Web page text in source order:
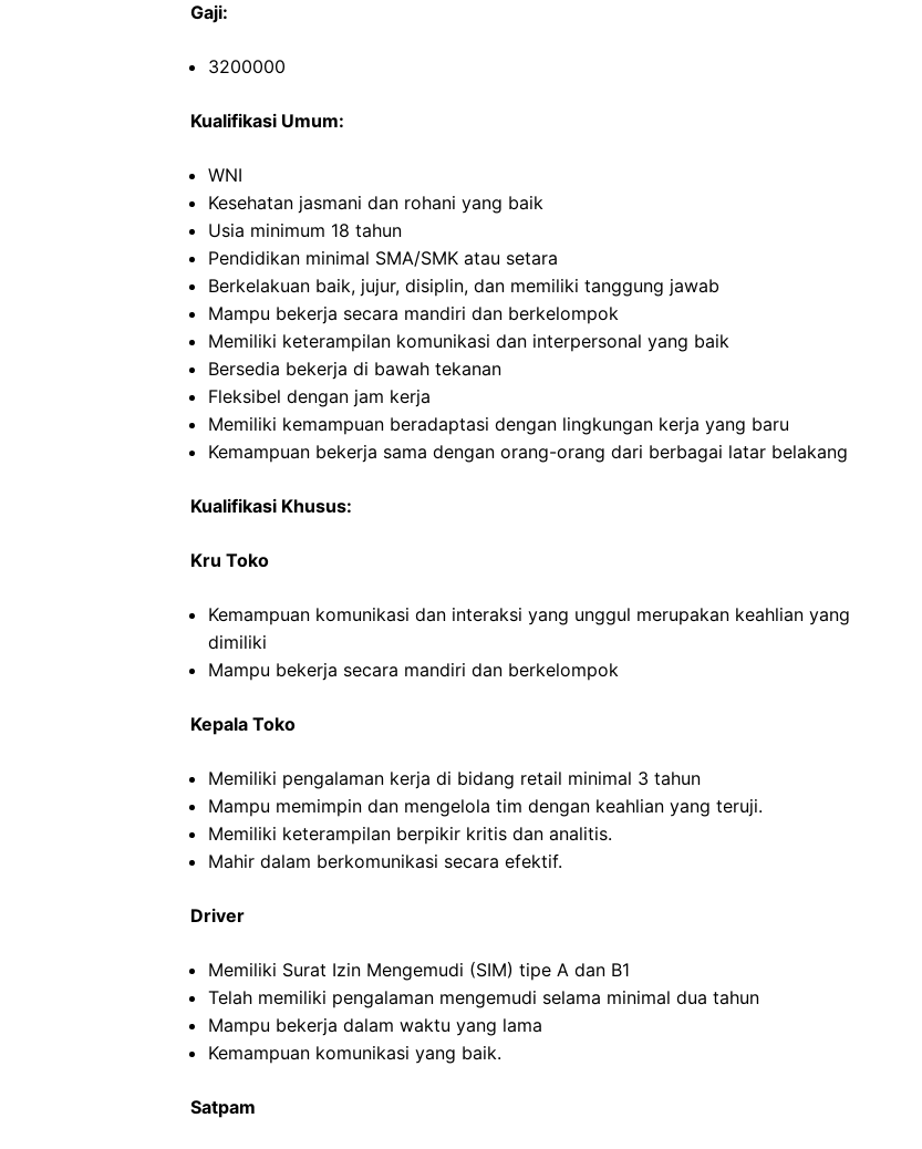
Gaji:
3200000
Kualifikasi Umum:
WNI
Kesehatan jasmani dan rohani yang baik
Usia minimum 18 tahun
Pendidikan minimal SMA/SMK atau setara
Berkelakuan baik, jujur, disiplin, dan memiliki tanggung jawab
Mampu bekerja secara mandiri dan berkelompok
Memiliki keterampilan komunikasi dan interpersonal yang baik
Bersedia bekerja di bawah tekanan
Fleksibel dengan jam kerja
Memiliki kemampuan beradaptasi dengan lingkungan kerja yang baru
Kemampuan bekerja sama dengan orang-orang dari berbagai latar belakang
Kualifikasi Khusus:
Kru Toko
Kemampuan komunikasi dan interaksi yang unggul merupakan keahlian yang
dimiliki
Mampu bekerja secara mandiri dan berkelompok
Kepala Toko
Memiliki pengalaman kerja di bidang retail minimal 3 tahun
Mampu memimpin dan mengelola tim dengan keahlian yang teruji.
Memiliki keterampilan berpikir kritis dan analitis.
Mahir dalam berkomunikasi secara efektif.
Driver
Memiliki Surat Izin Mengemudi (SIM) tipe A dan B1
Telah memiliki pengalaman mengemudi selama minimal dua tahun
Mampu bekerja dalam waktu yang lama
Kemampuan komunikasi yang baik.
Satpam